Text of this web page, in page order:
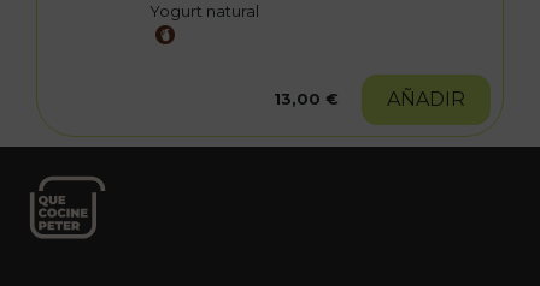
Yogurt natural
13,00 € AÑADIR